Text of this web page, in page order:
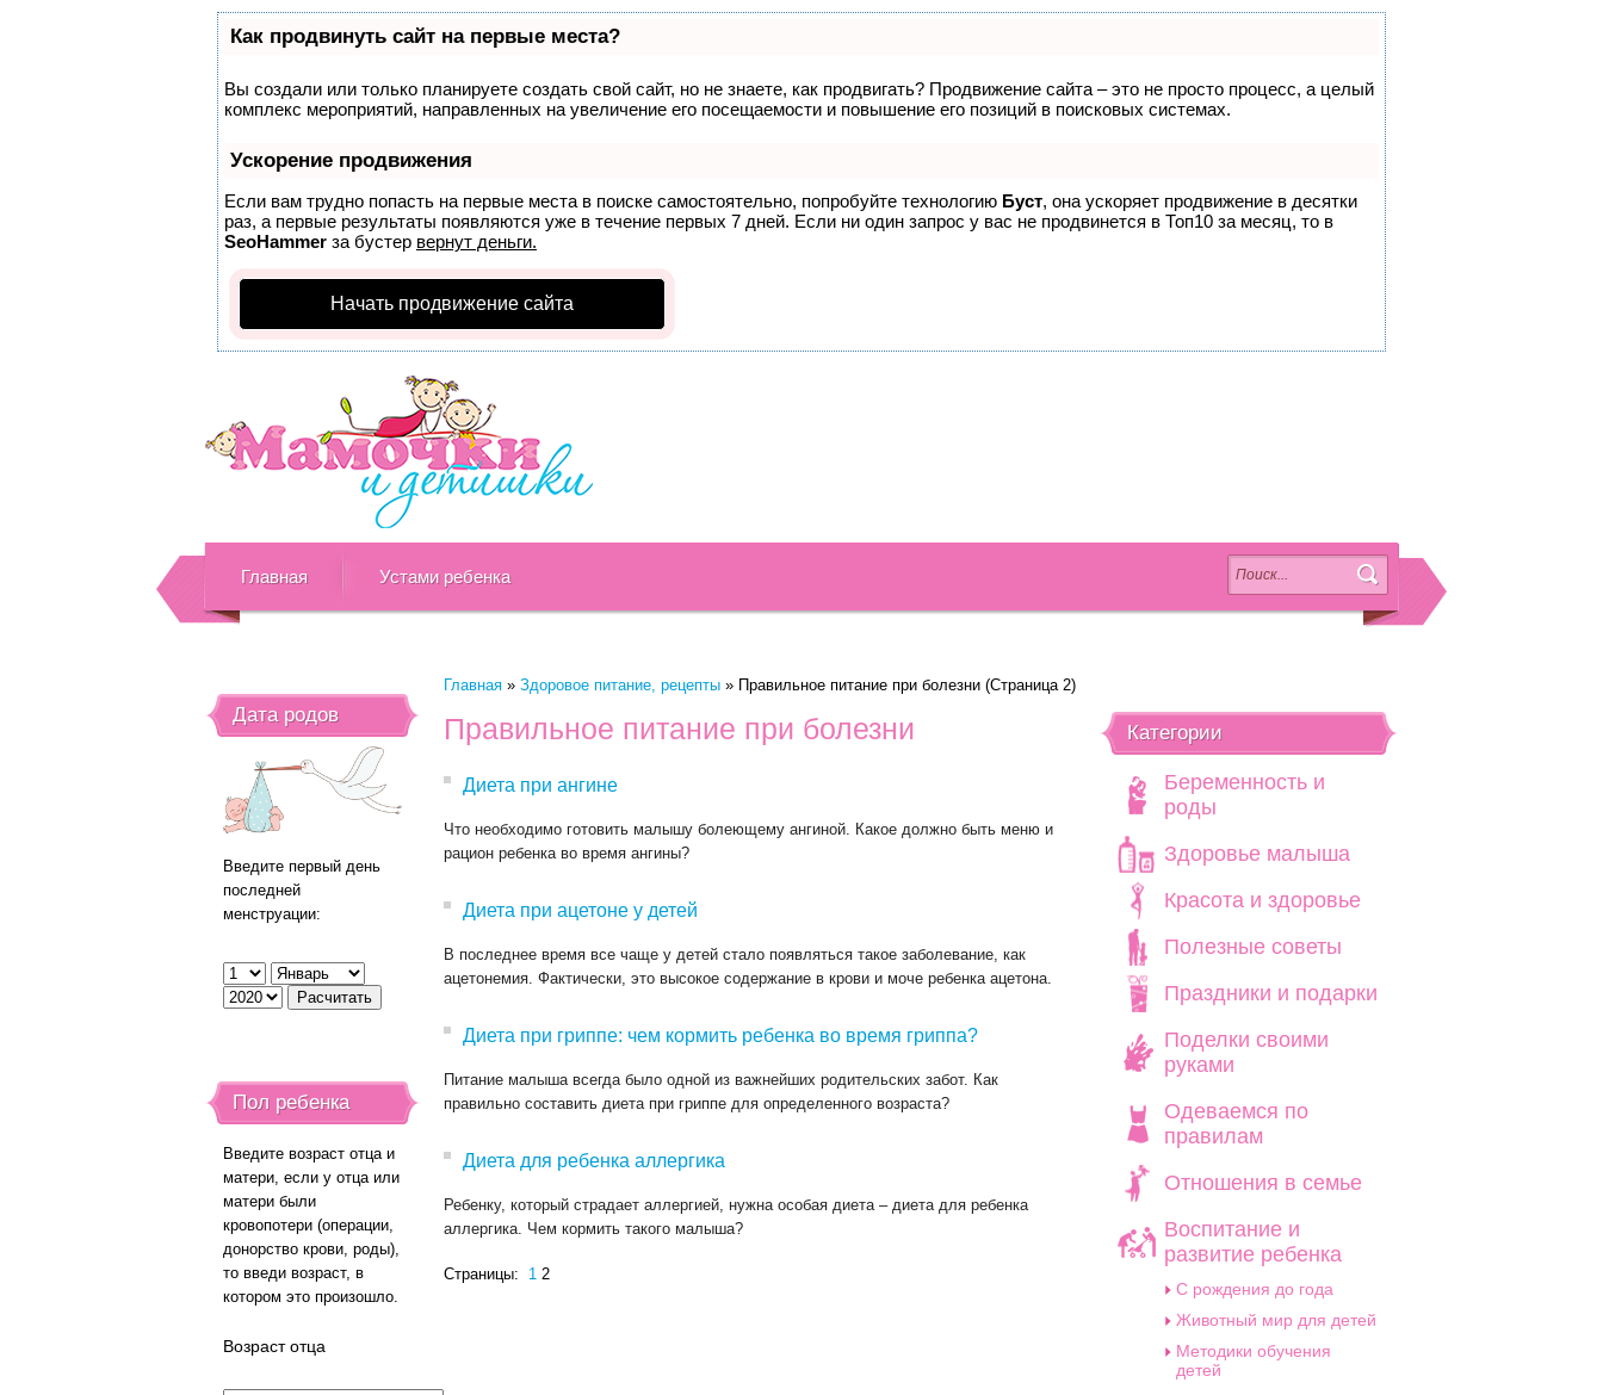
Как продвинуть сайт на первые места?
Вы создали или только планируете создать свой сайт, но не знаете, как продвигать? Продвижение сайта – это не просто процесс, а целый
комплекс мероприятий, направленных на увеличение его посещаемости и повышение его позиций в поисковых системах.
Ускорение продвижения
Если вам трудно попасть на первые места в поиске самостоятельно, попробуйте технологию Буст, она ускоряет продвижение в десятки
раз, а первые результаты появляются уже в течение первых 7 дней. Если ни один запрос у вас не продвинется в Топ10 за месяц, то в
SeoHammer за бустер вернут деньги.
Начать продвижение сайта
Главная Устами ребенка
Главная »Здоровое питание, рецепты » Правильное питание при болезни (Страница 2)
Правильное питание при болезни
Диета при ангине
Что необходимо готовить малышу болеющему ангиной. Какое должно быть меню и
рацион ребенка во время ангины?
Диета при ацетоне у детей
В последнее время все чаще у детей стало появляться такое заболевание, как
ацетонемия. Фактически, это высокое содержание в крови и моче ребенка ацетона.
Диета при гриппе: чем кормить ребенка во время гриппа?
Питание малыша всегда было одной из важнейших родительских забот. Как
правильно составить диета при гриппе для определенного возраста?
Диета для ребенка аллергика
Ребенку, который страдает аллергией, нужна особая диета – диета для ребенка
аллергика. Чем кормить такого малыша?
Страницы: 1 2
Дата родов
Введите первый день
последней
менструации:
Пол ребенка
Введите возраст отца и
матери, если у отца или
матери были
кровопотери (операции,
донорство крови, роды),
то введи возраст, в
котором это произошло.
Возраст отца
Категории
Беременность и
роды
Здоровье малыша
Красота и здоровье
Полезные советы
Праздники и подарки
Поделки своими
руками
Одеваемся по
правилам
Отношения в семье
Воспитание и
развитие ребенка
C рождения до года
Животный мир для детей
Методики обучения
детей